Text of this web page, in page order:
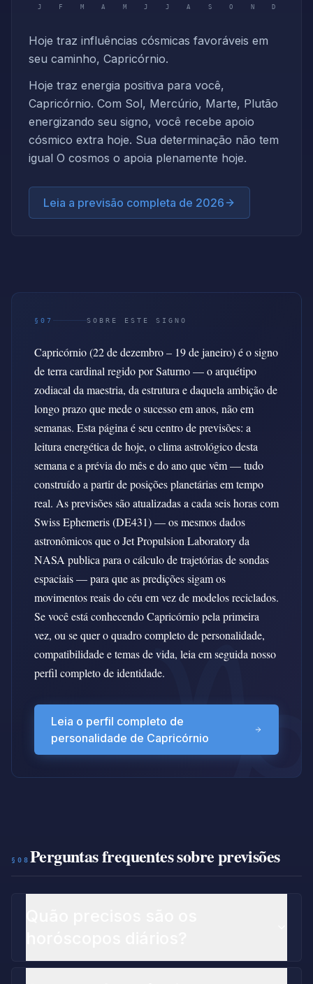
J F M A M J J A S O N D
Hoje traz influências cósmicas favoráveis em
seu caminho, Capricórnio.
Hoje traz energia positiva para você,
Capricórnio. Com Sol, Mercúrio, Marte, Plutão
energizando seu signo, você recebe apoio
cósmico extra hoje. Sua determinação não tem
igual O cosmos o apoia plenamente hoje.
Leia a previsão completa de 2026
§07 SOBRE ESTE SIGNO
Capricórnio (22 de dezembro – 19 de janeiro) é o signo
de terra cardinal regido por Saturno — o arquétipo
zodiacal da maestria, da estrutura e daquela ambição de
longo prazo que mede o sucesso em anos, não em
semanas. Esta página é seu centro de previsões: a
leitura energética de hoje, o clima astrológico desta
semana e a prévia do mês e do ano que vêm — tudo
construído a partir de posições planetárias em tempo
real. As previsões são atualizadas a cada seis horas com
Swiss Ephemeris (DE431) — os mesmos dados
astronômicos que o Jet Propulsion Laboratory da
NASA publica para o cálculo de trajetórias de sondas
espaciais — para que as predições sigam os
movimentos reais do céu em vez de modelos reciclados.
Se você está conhecendo Capricórnio pela primeira
vez, ou se quer o quadro completo de personalidade,
compatibilidade e temas de vida, leia em seguida nosso
perfil completo de identidade.
Leia o perfil completo de
personalidade de Capricórnio
§08 Perguntas frequentes sobre previsões